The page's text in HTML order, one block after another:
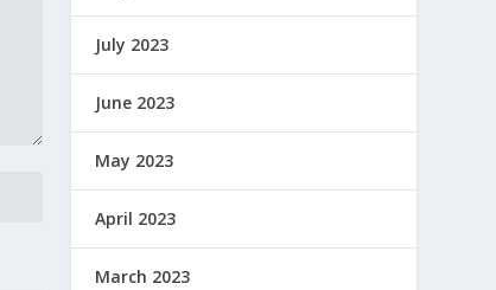
July 2023
June 2023
May 2023
April 2023
March 2023